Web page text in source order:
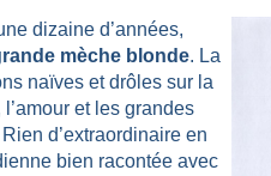
dizaine d’années,
mèche blonde. La
naïves et drôles sur la
et les grandes
d’extraordinaire en
bien racontée avec